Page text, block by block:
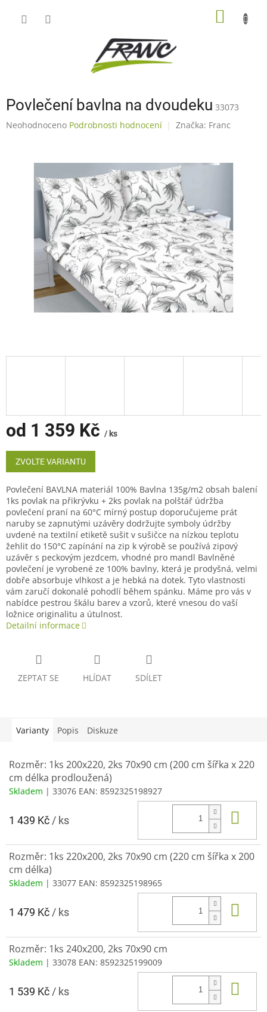
Povlečení bavlna na dvoudeku 33073
Průměrné
hvězdiček.
Neohodnoceno Podrobnosti hodnocení Značka: Franc
od 1 359 Kč / ks
Měrná
cena:
ZVOLTE VARIANTU
Povlečení BAVLNA materiál 100% Bavlna 135g/m2 obsah balení
1ks povlak na přikrývku + 2ks povlak na polštář údržba
povlečení praní na 60°C mírný postup doporučujeme prát
naruby se zapnutými uzávěry dodržujte symboly údržby
uvdené na textilní etiketě sušit v sušičce na nízkou teplotu
žehlit do 150°C zapínání na zip k výrobě se používá zipový
uzávěr s peckovým jezdcem, vhodné pro mandl Bavlněné
povlečení je vyrobené ze 100% bavlny, která je prodyšná, velmi
dobře absorbuje vlhkost a je hebká na dotek. Tyto vlastnosti
vám zaručí dokonalé pohodlí během spánku. Máme pro vás v
nabídce pestrou škálu barev a vzorů, které vnesou do vaší
ložnice originalitu a útulnost.
Detailní informace
ZEPTAT SE HLÍDAT SDÍLET
Varianty Popis Diskuze
Rozměr: 1ks 200x220, 2ks 70x90 cm (200 cm šířka x 220
cm délka prodloužená)
Skladem | 33076 EAN: 8592325198927
1 439 Kč / ks
Rozměr: 1ks 220x200, 2ks 70x90 cm (220 cm šířka x 200
cm délka)
Skladem | 33077 EAN: 8592325198965
1 479 Kč / ks
Rozměr: 1ks 240x200, 2ks 70x90 cm
Skladem | 33078 EAN: 8592325199009
1 539 Kč / ks